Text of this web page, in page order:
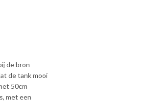
de bron
de tank mooi
50cm
met een